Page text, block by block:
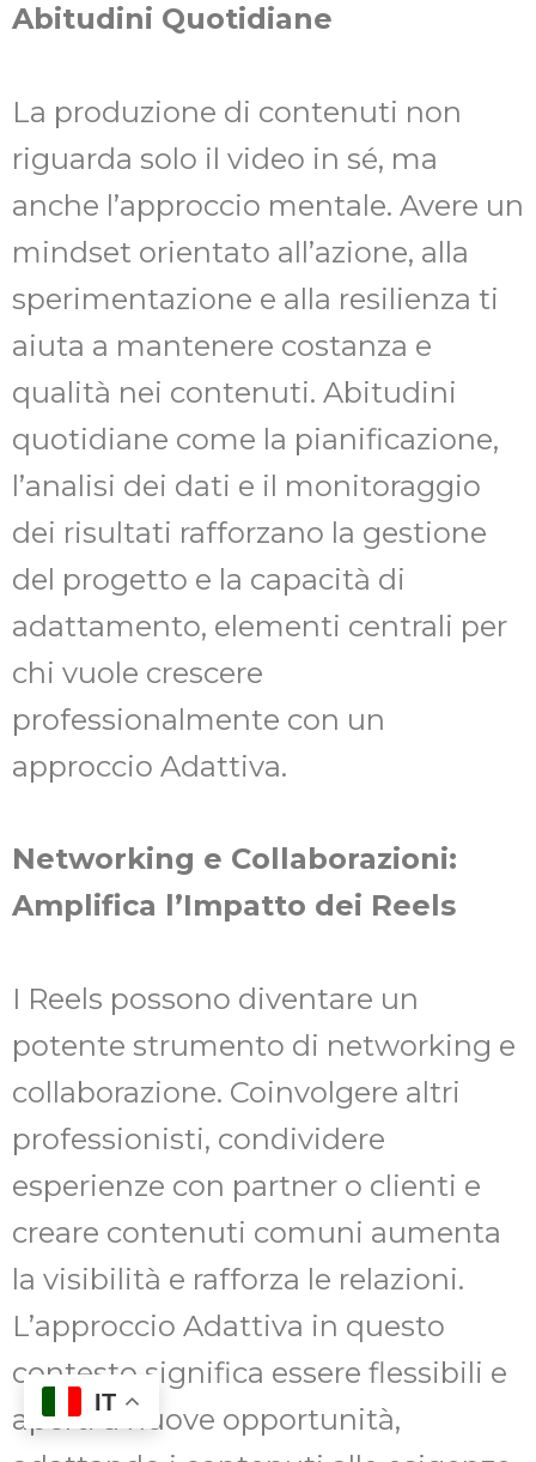
Abitudini Quotidiane
La produzione di contenuti non
riguarda solo il video in sé, ma
anche l’approccio mentale. Avere un
mindset orientato all’azione, alla
sperimentazione e alla resilienza ti
aiuta a mantenere costanza e
qualità nei contenuti. Abitudini
quotidiane come la pianificazione,
l’analisi dei dati e il monitoraggio
dei risultati rafforzano la gestione
del progetto e la capacità di
adattamento, elementi centrali per
chi vuole crescere
professionalmente con un
approccio Adattiva.
Networking e Collaborazioni:
Amplifica l’Impatto dei Reels
I Reels possono diventare un
potente strumento di networking e
collaborazione. Coinvolgere altri
professionisti, condividere
esperienze con partner o clienti e
creare contenuti comuni aumenta
la visibilità e rafforza le relazioni.
L’approccio Adattiva in questo
contesto significa essere flessibili e
aperti a nuove opportunità,
IT